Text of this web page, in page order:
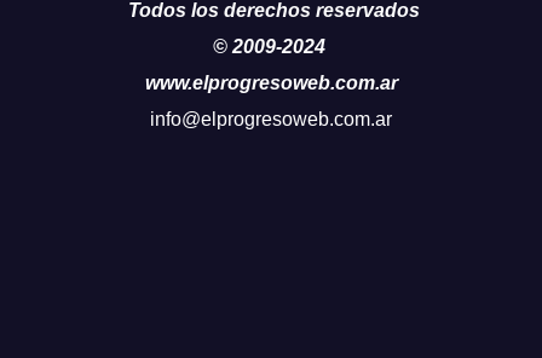
Todos los derechos reservados
© 2009-2024
www.elprogresoweb.com.ar
info@elprogresoweb.com.ar